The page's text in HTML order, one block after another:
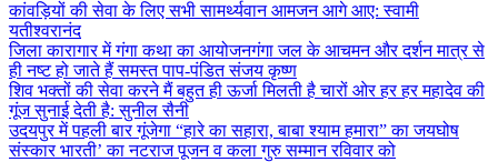
कांवड़ियों की सेवा के लिए सभी सामर्थ्यवान आमजन आगे आए: स्वामी
यतीश्वरानंद
जिला कारागार में गंगा कथा का आयोजनगंगा जल के आचमन और दर्शन मात्र से
ही नष्ट हो जाते हैं समस्त पाप-पंडित संजय कृष्ण
शिव भक्तों की सेवा करने मैं बहुत ही ऊर्जा मिलती है चारों ओर हर हर महादेव की
गूंज सुनाई देती है: सुनील सैनी
उदयपुर में पहली बार गूंजेगा “हारे का सहारा, बाबा श्याम हमारा” का जयघोष
संस्कार भारती’ का नटराज पूजन व कला गुरु सम्मान रविवार को